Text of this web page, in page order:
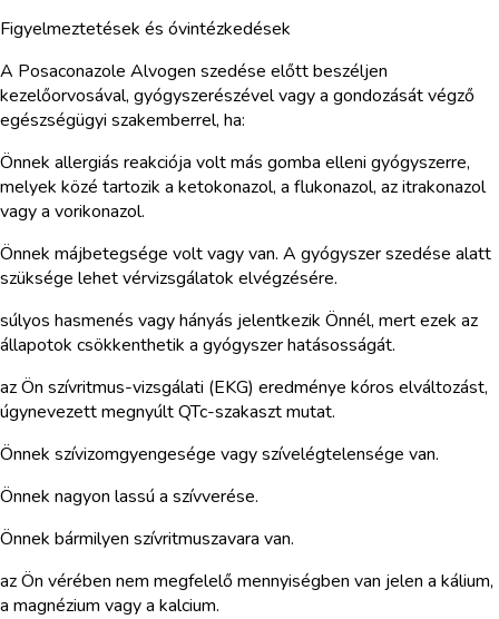
Figyelmeztetések és óvintézkedések
A Posaconazole Alvogen szedése előtt beszéljen
kezelőorvosával, gyógyszerészével vagy a gondozását végző
egészségügyi szakemberrel, ha:
Önnek allergiás reakciója volt más gomba elleni gyógyszerre,
melyek közé tartozik a ketokonazol, a flukonazol, az itrakonazol
vagy a vorikonazol.
Önnek májbetegsége volt vagy van. A gyógyszer szedése alatt
szüksége lehet vérvizsgálatok elvégzésére.
súlyos hasmenés vagy hányás jelentkezik Önnél, mert ezek az
állapotok csökkenthetik a gyógyszer hatásosságát.
az Ön szívritmus-vizsgálati (EKG) eredménye kóros elváltozást,
úgynevezett megnyúlt QTc-szakaszt mutat.
Önnek szívizomgyengesége vagy szívelégtelensége van.
Önnek nagyon lassú a szívverése.
Önnek bármilyen szívritmuszavara van.
az Ön vérében nem megfelelő mennyiségben van jelen a kálium,
a magnézium vagy a kalcium.